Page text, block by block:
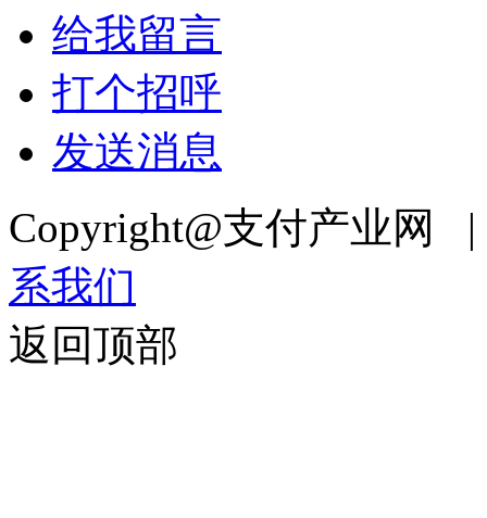
给我留言
打个招呼
发送消息
Copyright@支付产业
系我们
返回顶部